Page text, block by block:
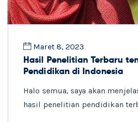
Maret 8, 2023
Hasil Penelitian Terbaru
Pendidikan di Indonesia
Halo semua, saya akan
hasil penelitian pendidikan